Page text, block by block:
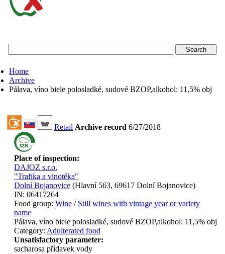
food
authority
Home
Archive
Pálava, víno biele polosladké, sudové BZOP,alkohol: 11,5% obj
Retail Archive record 6/27/2018
Place of inspection:
DAJOZ s.r.o.
"Trafika a vinotéka"
Dolní Bojanovice (Hlavní 563, 69617 Dolní Bojanovice)
IN: 06417264
Food group: Wine / Still wines with vintage year or variety
name
Pálava, víno biele polosladké, sudové BZOP,alkohol: 11,5% obj
Category: Adulterated food
Unsatisfactory parameter:
sacharosa přídavek vody